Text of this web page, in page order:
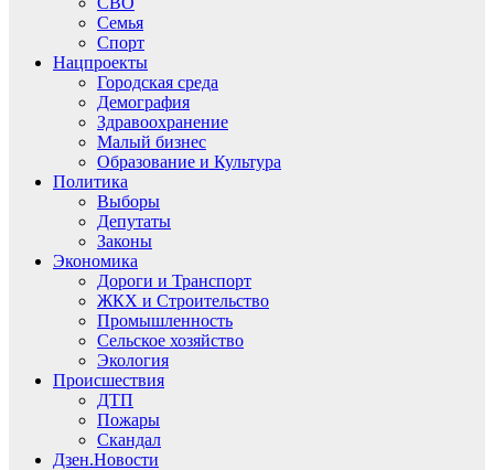
Семья
Спорт
Нацпроекты
Городская среда
Демография
Здравоохранение
Малый бизнес
Образование и Культура
Политика
Выборы
Депутаты
Законы
Экономика
Дороги и Транспорт
ЖКХ и Строительство
Промышленность
Сельское хозяйство
Экология
Происшествия
ДТП
Пожары
Скандал
Дзен.Новости